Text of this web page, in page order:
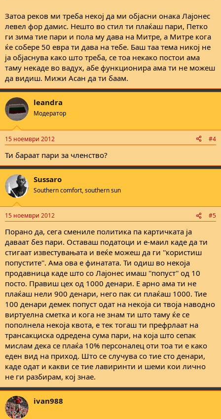
Затоа реков ми треба некој да ми објасни онака Лајонес
левел фор дамис. Нешто во стил ти плаќаш пари, Петко
ги зима тие пари и пола му дава на Митре, а Митре кога
ќе собере 50 евра ти дава на тебе. Баш таа тема никој не
ја објаснува како што треба, се тоа некако постои ама
таму некаде во вадух, абе функционира ама ти не можеш
да видиш. Мижи Асан да ти баам.
leandra
Модератор
15 ноември 2012 #4
Ти бараат пари за членство?
Sussaro
Southern comfort, southern sun
15 ноември 2012 #5
Порано да, сега смениле политика па картичката ја
даваат без пари. Оставаш податоци и е-маил каде да ти
стигаат известувањата и веќе можеш да ги ''користиш
попустите''. Ама ова е финатата. Ти одиш во некоја
продавница каде што со Лајонес имаш ''попуст'' од 10
посто. Правиш цех од 1000 денари. Е арно ама ти не
плаќаш нели 900 денари, него пак си плаќаш 1000. Тие
100 денари демек попуст одат на некоја си твоја наводно
виртуелна сметка и кога не знам ти што таму ќе се
пополнела некоја квота, е тек тогаш ти префрлаат на
трансакциска одредена сума пари, на која што сепак
мислам дека се плаќа 10% персоналец оти тоа ти е како
еден вид на приход. Што се случува со тие сто денари,
каде одат и какви се тие лавиринти и шеми кои лично
не ги разбирам, кој знае.
ivan988